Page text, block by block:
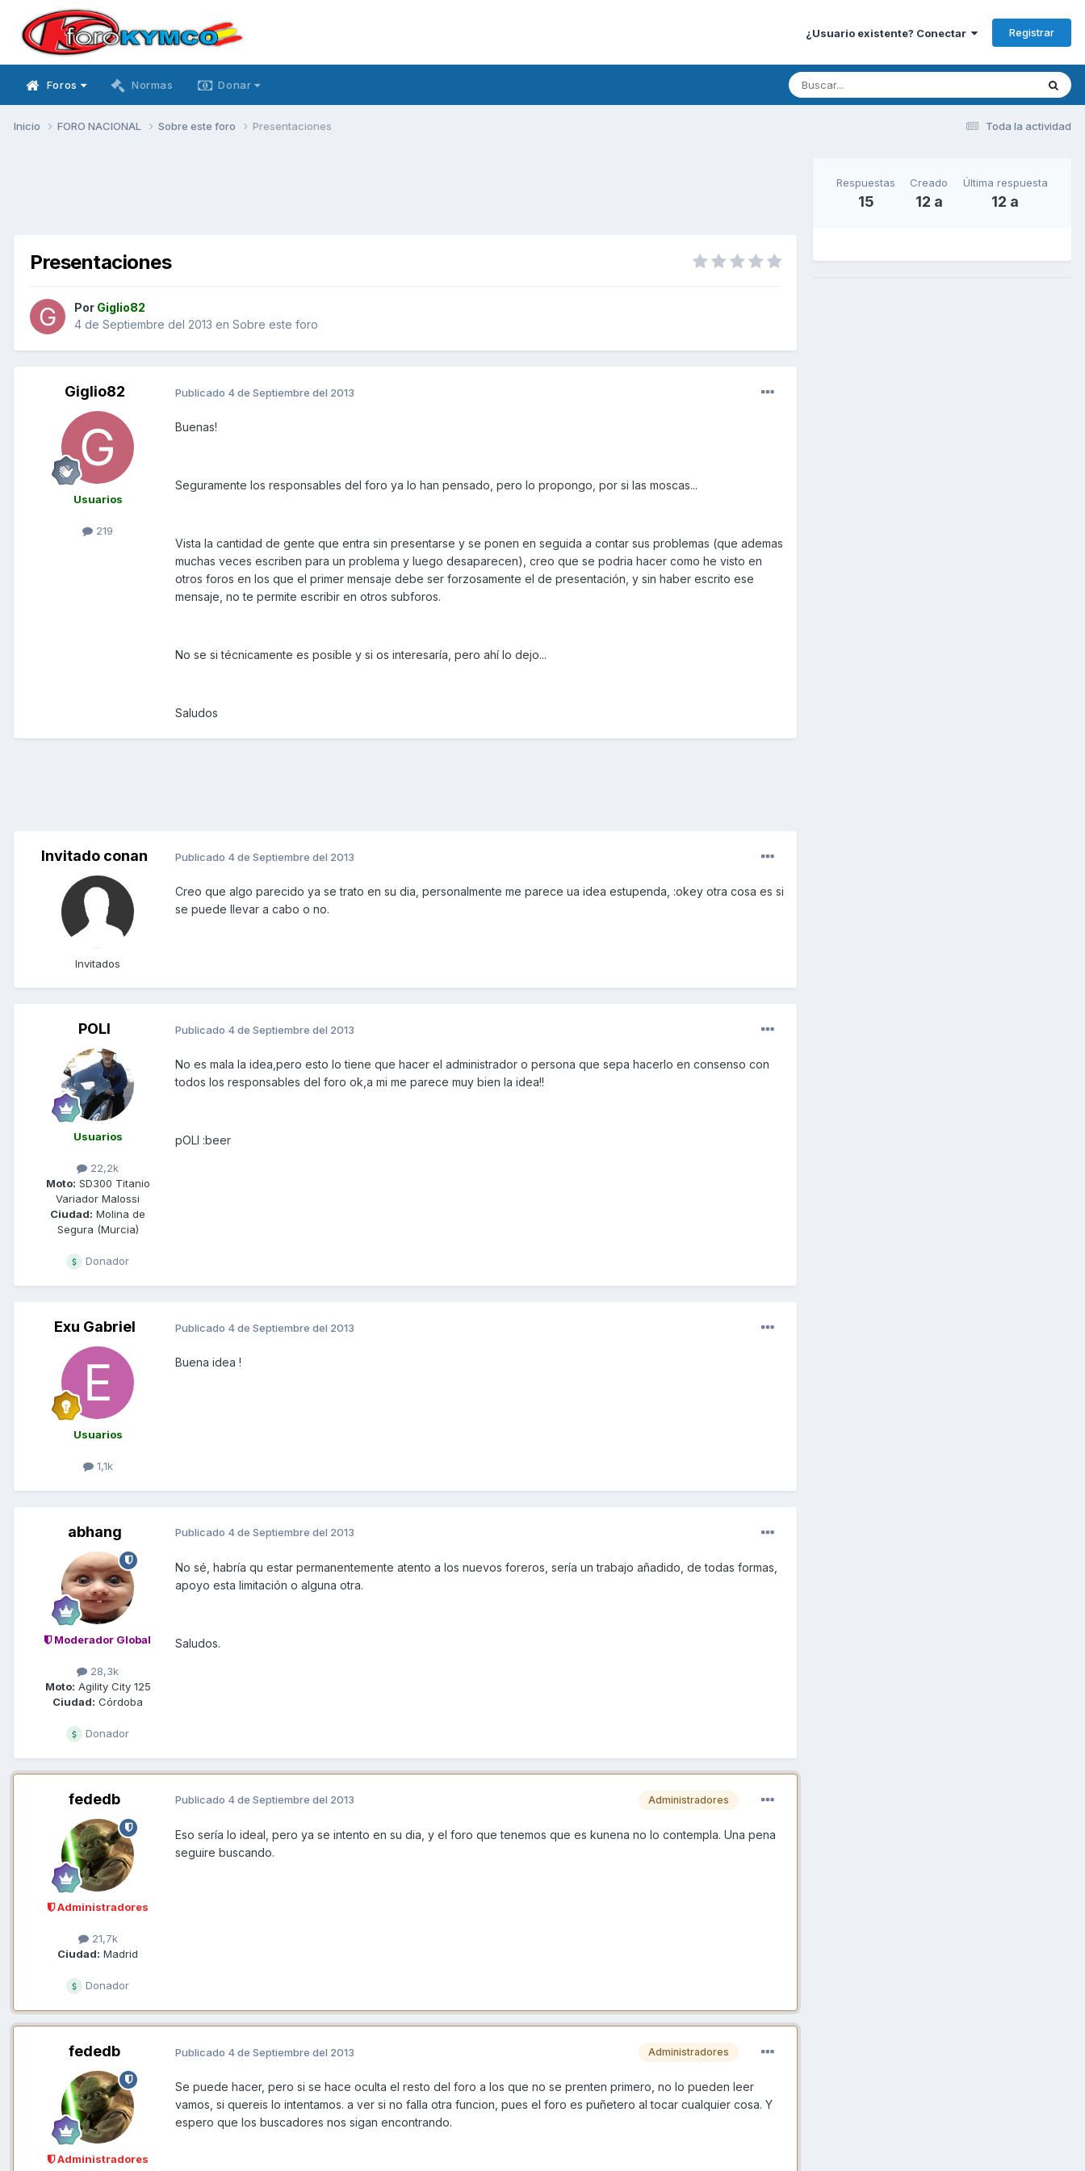
¿Usuario existente? Conectar Registrar
Foros Normas Donar
Toda la actividad
Inicio FORO NACIONAL Sobre este foro Presentaciones
Presentaciones
Por Giglio82
4 de Septiembre del 2013 en Sobre este foro
Giglio82
Usuarios
219
Publicado 4 de Septiembre del 2013
Buenas!
Seguramente los responsables del foro ya lo han pensado, pero lo propongo, por si las moscas...
Vista la cantidad de gente que entra sin presentarse y se ponen en seguida a contar sus problemas (que ademas
muchas veces escriben para un problema y luego desaparecen), creo que se podria hacer como he visto en
otros foros en los que el primer mensaje debe ser forzosamente el de presentación, y sin haber escrito ese
mensaje, no te permite escribir en otros subforos.
No se si técnicamente es posible y si os interesaría, pero ahí lo dejo...
Saludos
Invitado conan
Invitados
Publicado 4 de Septiembre del 2013
Creo que algo parecido ya se trato en su dia, personalmente me parece ua idea estupenda, :okey otra cosa es si
se puede llevar a cabo o no.
POLI
Usuarios
22,2k
Moto: SD300 Titanio
Variador Malossi
Ciudad: Molina de
Segura (Murcia)
Donador
Publicado 4 de Septiembre del 2013
No es mala la idea,pero esto lo tiene que hacer el administrador o persona que sepa hacerlo en consenso con
todos los responsables del foro ok,a mi me parece muy bien la idea!!
pOLI :beer
Exu Gabriel
Usuarios
1,1k
Publicado 4 de Septiembre del 2013
Buena idea !
abhang
Moderador Global
28,3k
Moto: Agility City 125
Ciudad: Córdoba
Donador
Publicado 4 de Septiembre del 2013
No sé, habría qu estar permanentemente atento a los nuevos foreros, sería un trabajo añadido, de todas formas,
apoyo esta limitación o alguna otra.
Saludos.
fededb
Administradores
21,7k
Ciudad: Madrid
Donador
Administradores
Publicado 4 de Septiembre del 2013
Eso sería lo ideal, pero ya se intento en su dia, y el foro que tenemos que es kunena no lo contempla. Una pena
seguire buscando.
fededb
Administradores
Administradores
Publicado 4 de Septiembre del 2013
Se puede hacer, pero si se hace oculta el resto del foro a los que no se prenten primero, no lo pueden leer
vamos, si quereis lo intentamos. a ver si no falla otra funcion, pues el foro es puñetero al tocar cualquier cosa. Y
espero que los buscadores nos sigan encontrando.
Respuestas
15
Creado
12 a
Última respuesta
12 a